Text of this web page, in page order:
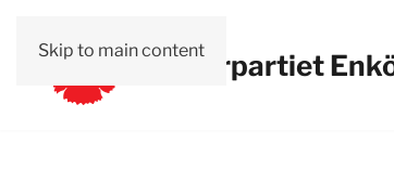
Skip to main contentVänsterpartiet